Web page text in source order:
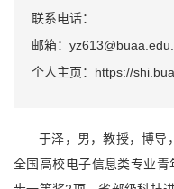
联系电话：
邮箱：
个人主页：https://
于泽，男，教授，博导
全国高校电子信息类专业